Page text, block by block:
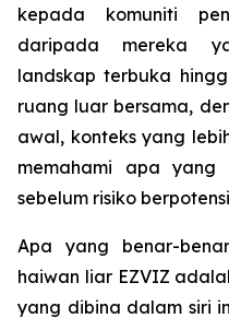
kepada komuniti
daripada mereka
landskap terbuka
ruang luar bersama,
awal, konteks yang
memahami apa
sebelum risiko
Apa yang benar-
haiwan liar EZVIZ
yang dibina dalam siri